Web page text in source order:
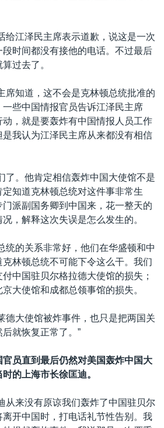
给江泽民主席表示道歉，说这是一次
时间都没有接他的电话。不过最后
过去了。
席知道，这不会是克林顿总统批准的
些中国情报官员告诉江泽民主席
，就是要轰炸有中国情报人员工作
我认为江泽民主席从来都没有相信
了。他肯定相信轰炸中国大使馆不是
知道克林顿总统对这件事非常生
派副国务卿到中国来，花一整天的
，解释这次失误是怎么发生的。
统的关系非常好，他们在华盛顿和中
林顿总统不可能下令这么干。我们
中国驻贝尔格拉德大使馆的损失；
大使馆和成都总领事馆的损失。
德大使馆被炸事件，也只是把两国关
就恢复正常了。”
员直到最后仍然对美国轰炸中国大
的上海市长徐匡迪。
从来没有原谅我们轰炸了中国驻贝尔
开中国时，打电话礼节性告别。我